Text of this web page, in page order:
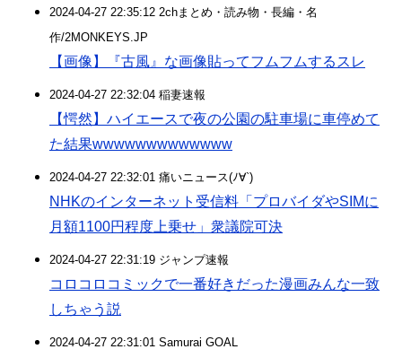
2024-04-27 22:35:12 2chまとめ・読み物・長編・名
作/2MONKEYS.JP
【画像】『古風』な画像貼ってフムフムするスレ
2024-04-27 22:32:04 稲妻速報
【愕然】ハイエースで夜の公園の駐車場に車停めて
た結果wwwwwwwwwwwww
2024-04-27 22:32:01 痛いニュース(ﾉ∀`)
NHKのインターネット受信料「プロバイダやSIMに
月額1100円程度上乗せ」衆議院可決
2024-04-27 22:31:19 ジャンプ速報
コロコロコミックで一番好きだった漫画みんな一致
しちゃう説
2024-04-27 22:31:01 Samurai GOAL